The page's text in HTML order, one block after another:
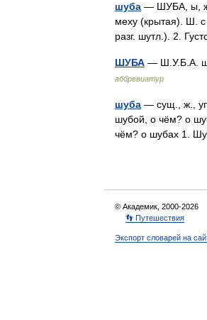
шуба — ШУБА, ы,
меху (крытая). Ш.
разг. шутл.). 2.
ШУБА — Ш.У.Б.А.
аббревиатур
шуба — сущ., ж.,
шубой, о чём? о
чём? о шубах 1.
© Академик, 2000-2026
👣 Путешествия
Экспорт словарей на